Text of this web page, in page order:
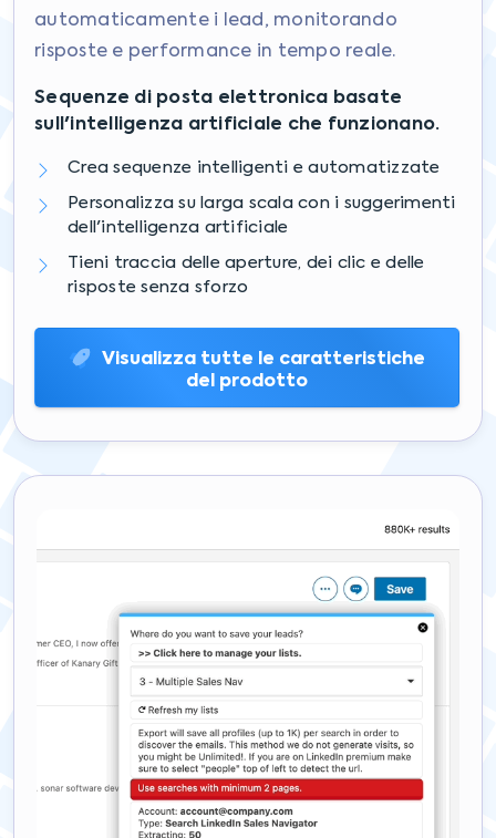
automaticamente i lead, monitorando
risposte e performance in tempo reale.
Sequenze di posta elettronica basate
sull'intelligenza artificiale che funzionano.
Crea sequenze intelligenti e automatizzate
Personalizza su larga scala con i suggerimenti
dell'intelligenza artificiale
Tieni traccia delle aperture, dei clic e delle
risposte senza sforzo
Visualizza tutte le caratteristiche
del prodotto